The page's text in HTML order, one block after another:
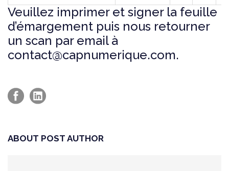
Veuillez imprimer et signer la feuille
d’émargement puis nous retourner
un scan par email à
contact@capnumerique.com.
ABOUT POST AUTHOR